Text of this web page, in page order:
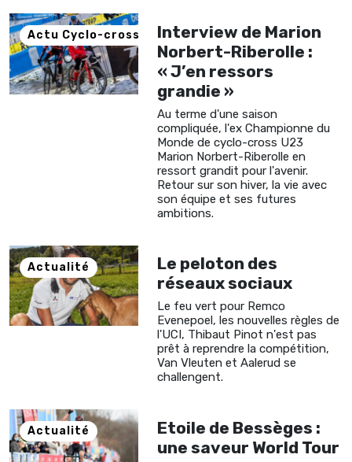
Actu Cyclo-cross
Interview de Marion
Norbert-Riberolle :
« J’en ressors
grandie »
Au terme d'une saison
compliquée, l'ex Championne du
Monde de cyclo-cross U23
Marion Norbert-Riberolle en
ressort grandit pour l'avenir.
Retour sur son hiver, la vie avec
son équipe et ses futures
ambitions.
Actualité
Le peloton des
réseaux sociaux
Le feu vert pour Remco
Evenepoel, les nouvelles règles de
l'UCI, Thibaut Pinot n'est pas
prêt à reprendre la compétition,
Van Vleuten et Aalerud se
challengent.
Actualité
Etoile de Bessèges :
une saveur World Tour